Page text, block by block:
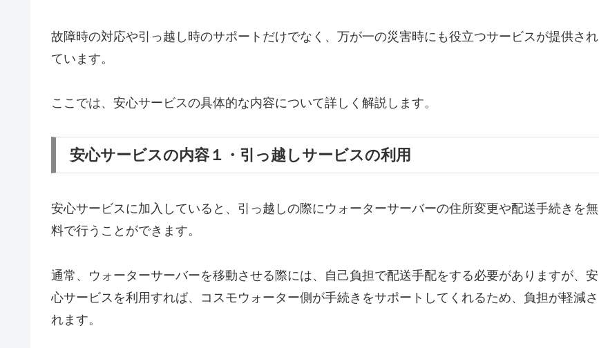
故障時の対応や引っ越し時のサポートだけでなく、万が一の災害時にも役立つサービスが提供され
ています。
ここでは、安心サービスの具体的な内容について詳しく解説します。
安心サービスの内容１・引っ越しサービスの利用
安心サービスに加入していると、引っ越しの際にウォーターサーバーの住所変更や配送手続きを無
料で行うことができます。
通常、ウォーターサーバーを移動させる際には、自己負担で配送手配をする必要がありますが、安
心サービスを利用すれば、コスモウォーター側が手続きをサポートしてくれるため、負担が軽減さ
れます。